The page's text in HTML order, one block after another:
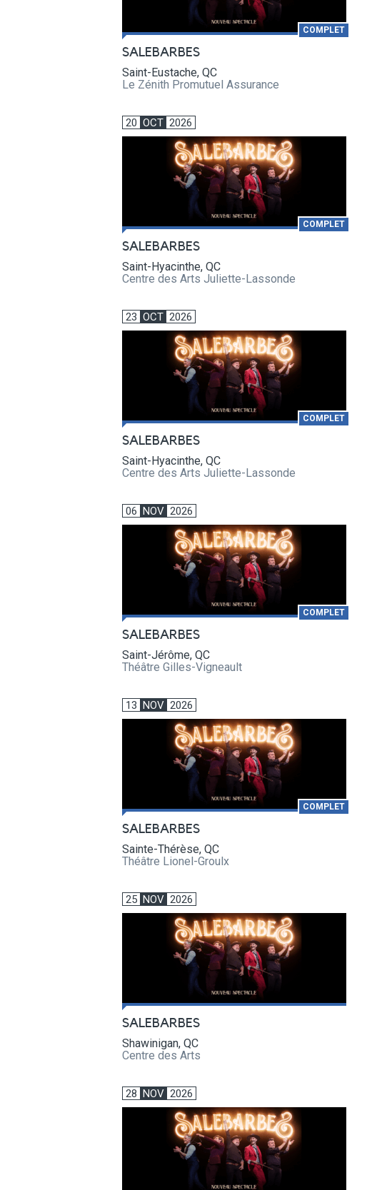
COMPLET
SALEBARBES
Saint-Eustache, QC
Le Zénith Promutuel Assurance
20 OCT 2026
COMPLET
SALEBARBES
Saint-Hyacinthe, QC
Centre des Arts Juliette-Lassonde
23 OCT 2026
COMPLET
SALEBARBES
Saint-Hyacinthe, QC
Centre des Arts Juliette-Lassonde
06 NOV 2026
COMPLET
SALEBARBES
Saint-Jérôme, QC
Théâtre Gilles-Vigneault
13 NOV 2026
COMPLET
SALEBARBES
Sainte-Thérèse, QC
Théâtre Lionel-Groulx
25 NOV 2026
SALEBARBES
Shawinigan, QC
Centre des Arts
28 NOV 2026